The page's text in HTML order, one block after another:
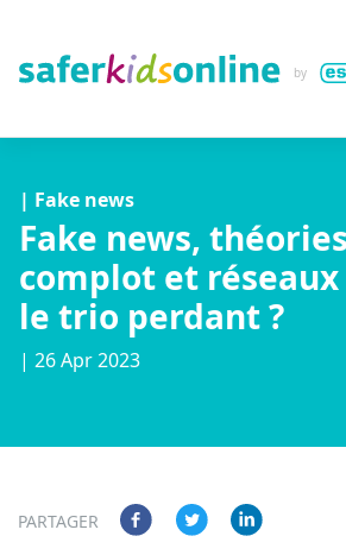
| Fake news
Fake news,
complot et réseaux
le trio perdant ?
| 26 Apr 2023
PARTAGER